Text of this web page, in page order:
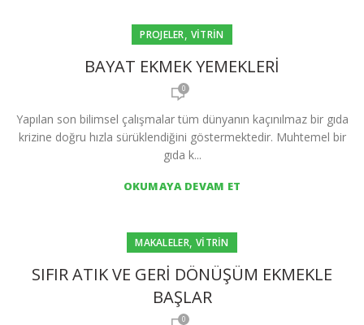
PROJELER, VITRIN
BAYAT EKMEK YEMEKLERI
0
Yapılan son bilimsel çalışmalar tüm dünyanın kaçınılmaz bir gıda
krizine doğru hızla sürüklendiğini göstermektedir. Muhtemel bir
gıda k...
OKUMAYA DEVAM ET
MAKALELER, VITRIN
SIFIR ATIK VE GERI DÖNÜŞÜM EKMEKLE
BAŞLAR
0